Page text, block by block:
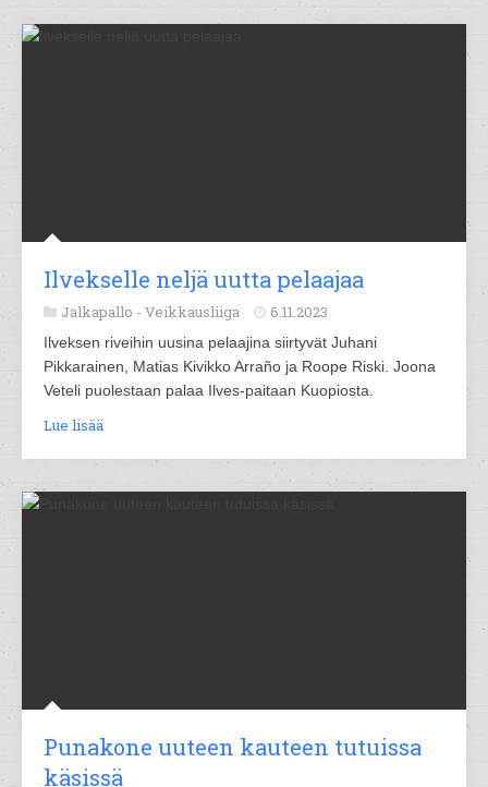
Ilvekselle neljä uutta pelaajaa
Jalkapallo - Veikkausliiga 6.11.2023
Ilveksen riveihin uusina pelaajina siirtyvät Juhani
Pikkarainen, Matias Kivikko Arraño ja Roope Riski. Joona
Veteli puolestaan palaa Ilves-paitaan Kuopiosta.
Lue lisää
Punakone uuteen kauteen tutuissa
käsissä